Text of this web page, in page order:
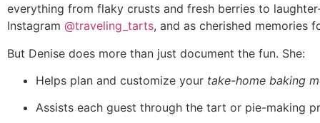
everything from flaky crusts and fresh berries to
Instagram @traveling_tarts, and as cherished memories
But Denise does more than just document the fun. She:
Helps plan and customize your take-home baking
Assists each guest through the tart or pie-making